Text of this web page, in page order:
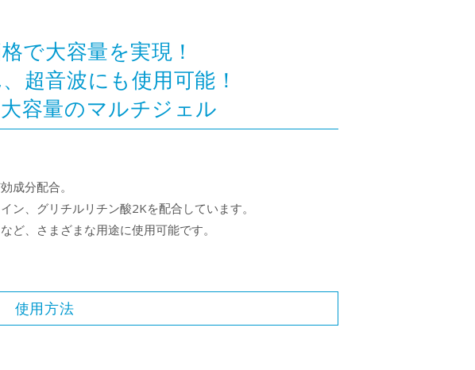
で大容量を実現！
超音波にも使用可能！
容量のマルチジェル
成分配合。
ン、グリチルリチン酸2Kを配合しています。
ど、さまざまな用途に使用可能です。
使用方法